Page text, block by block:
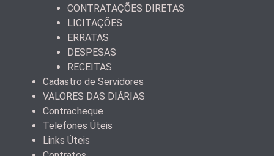
CONTRATAÇÕES DIRETAS
LICITAÇÕES
ERRATAS
DESPESAS
RECEITAS
Cadastro de Servidores
VALORES DAS DIÁRIAS
Contracheque
Telefones Úteis
Links Úteis